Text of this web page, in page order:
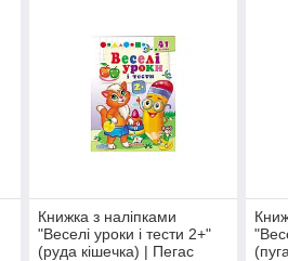
Книжка з наліпками
"Веселі уроки і тести 2+"
(руда кішечка) | Пегас